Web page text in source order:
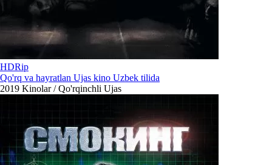
HDRip
Qo'rq va hayratlan Ujas kino Uzbek tilida
2019 Kinolar / Qo'rqinchli Ujas